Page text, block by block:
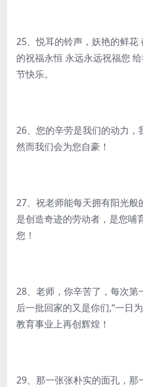
25、悦耳的铃声，妖艳的鲜花
的祝福永恒 永远永远祝福您
节快乐。
26、您的辛劳是我们的动力，
然而我们会为您自豪！
27、祝老师能每天拥有阳光般
是创造奇迹的劳动者，是您哺
您！
28、老师，你辛苦了，每次第
后一批回家的又是你们,“一日
教育事业上再创辉煌！
29、那一张张朴实的面孔，那